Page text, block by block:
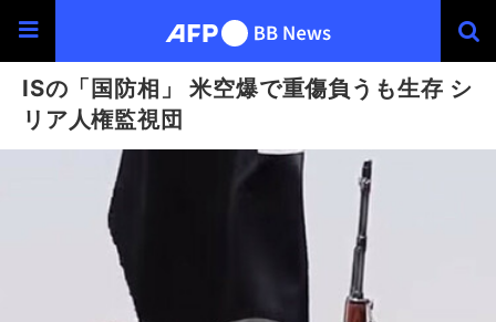
ISの「国防相」 米空爆で重傷負うも生存 シ
リア人権監視団